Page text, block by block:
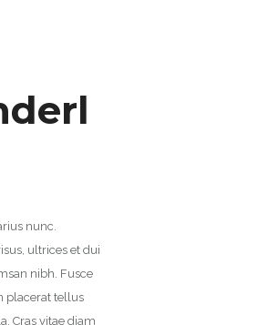
nunc.
ultrices et dui
nibh. Fusce
placerat tellus
Cras vitae diam